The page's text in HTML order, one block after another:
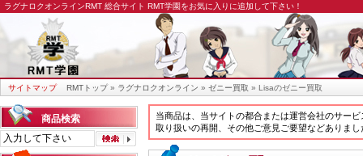
ラグナロクオンラインRMT 総合サイト RMT学園をお気に入りに追加して下さい！
サイトマップ RMTトップ» ラグナロクオンライン » ゼニー買取 » Lisaのゼニー買取
商品検索
当商品は、当サイトの都合または運営会社のサー
取り扱いの再開、その他ご意見ご要望などありま